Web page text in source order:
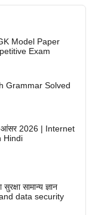
Model Paper
Exam
Grammar Solved
आंसर 2026 | Internet
Hindi
सामान्य ज्ञान
data security